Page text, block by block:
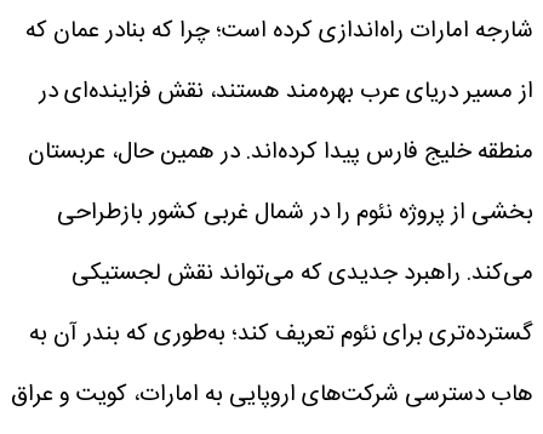
شارجه امارات راه‌اندازی کرده است؛ چرا که بنادر عمان که
از مسیر دریای عرب بهره‌مند هستند، نقش فزاینده‌ای در
منطقه خلیج فارس پیدا کرده‌اند.در همین حال، عربستان
بخشی از پروژه نئوم را در شمال غربی کشور بازطراحی
می‌کند. راهبرد جدیدی که می‌تواند نقش لجستیکی
گسترده‌تری برای نئوم تعریف کند؛ به‌طوری که بندر آن به
هاب دسترسی شرکت‌های اروپایی به امارات، کویت و عراق